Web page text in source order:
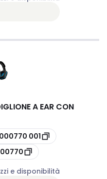
A EAR CON
001
e disponibilità